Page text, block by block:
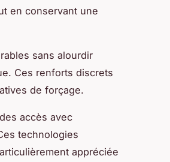
en conservant une
sans alourdir
Ces renforts discrets
de forçage.
accès avec
technologies
appréciée